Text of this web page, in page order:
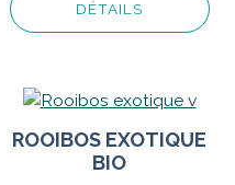
DÉTAILS
ROOIBOS EXOTIQUE
BIO